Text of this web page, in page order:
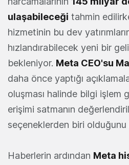
ulaşabileceği tahmin
hizmetinin bu dev
hızlandırabilecek yeni bir
bekleniyor. Meta CEO'su
daha önce yaptığı
oluşması halinde bilgi işlem
erişimi satmanın
seçeneklerden biri
Haberlerin ardından Meta